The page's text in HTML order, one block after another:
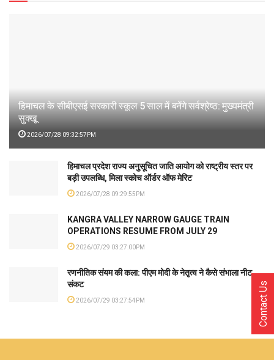
हिमाचल के सीबीएसई सरकारी स्कूल 5 साल में बनेंगे सर्वश्रेष्ठ: मुख्यमंत्री
सुक्खू
2026/07/28 09:32:57PM
हिमाचल प्रदेश राज्य अनुसूचित जाति आयोग को राष्ट्रीय स्तर पर
बड़ी उपलब्धि, मिला स्कोच ऑर्डर ऑफ मेरिट
2026/07/28 09:29:55PM
KANGRA VALLEY NARROW GAUGE TRAIN
OPERATIONS RESUME FROM JULY 29
2026/07/29 03:27:00PM
रणनीतिक संयम की कला: पीएम मोदी के नेतृत्व ने कैसे संभाला नीट
संकट
2026/07/29 03:27:54PM Contact Us